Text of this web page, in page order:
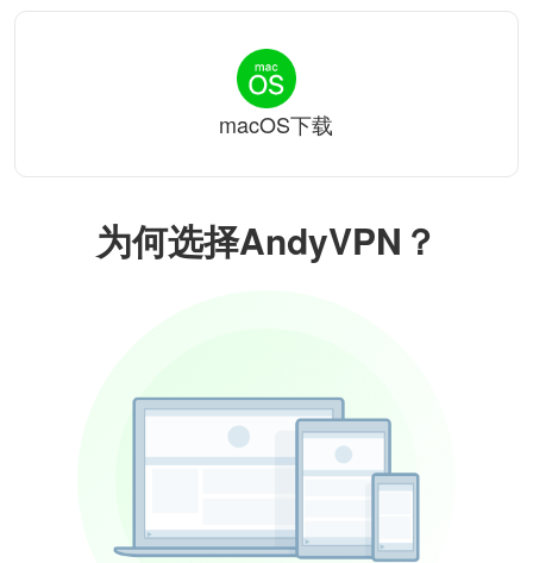
为何选择AndyVPN？
macOS下载